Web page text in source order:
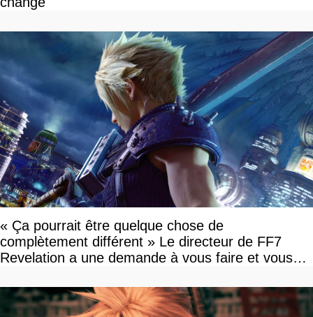
« Ça pourrait être quelque chose de
complètement différent » Le directeur de FF7
Revelation a une demande à vous faire et vous